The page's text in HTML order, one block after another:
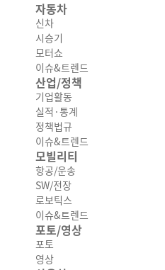
자동차
신차
시승기
모터쇼
이슈&트렌드
산업/정책
기업활동
실적·통계
정책법규
이슈&트렌드
모빌리티
항공/운송
SW/전장
로보틱스
이슈&트렌드
포토/영상
포토
영상